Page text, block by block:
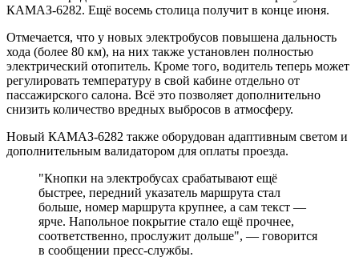
КАМАЗ-6282. Ещё восемь столица получит в конце июня.
Отмечается, что у новых электробусов повышена дальность
хода (более 80 км), на них также установлен полностью
электрический отопитель. Кроме того, водитель теперь может
регулировать температуру в свой кабине отдельно от
пассажирского салона. Всё это позволяет дополнительно
снизить количество вредных выбросов в атмосферу.
Новый КАМАЗ-6282 также оборудован адаптивным светом и
дополнительным валидатором для оплаты проезда.
"Кнопки на электробусах срабатывают ещё
быстрее, передний указатель маршрута стал
больше, номер маршрута крупнее, а сам текст —
ярче. Напольное покрытие стало ещё прочнее,
соответственно, прослужит дольше", — говорится
в сообщении пресс-службы.